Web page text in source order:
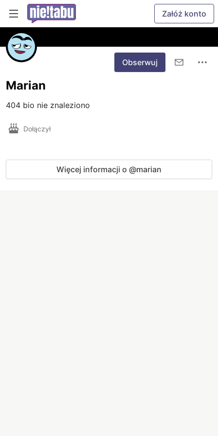
Załóż konto
Obserwuj
Marian
404 bio nie znaleziono
Dołączył
Więcej informacji o @marian